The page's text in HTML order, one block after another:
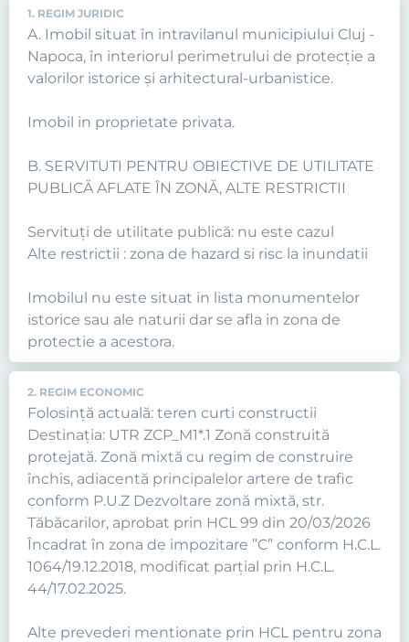
1. REGIM JURIDIC
A. Imobil situat în intravilanul municipiului Cluj -
Napoca, în interiorul perimetrului de protecţie a
valorilor istorice şi arhitectural-urbanistice.
Imobil in proprietate privata.
B. SERVITUTI PENTRU OBIECTIVE DE UTILITATE
PUBLICĂ AFLATE ÎN ZONĂ, ALTE RESTRICTII
Servituţi de utilitate publică: nu este cazul
Alte restrictii : zona de hazard si risc la inundatii
Imobilul nu este situat in lista monumentelor
istorice sau ale naturii dar se afla in zona de
protectie a acestora.
2. REGIM ECONOMIC
Folosință actuală: teren curti constructii
Destinația: UTR ZCP_M1*.1 Zonă construită
protejată. Zonă mixtă cu regim de construire
închis, adiacentă principalelor artere de trafic
conform P.U.Z Dezvoltare zonă mixtă, str.
Tăbăcarilor, aprobat prin HCL 99 din 20/03/2026
Încadrat în zona de impozitare ”C” conform H.C.L.
1064/19.12.2018, modificat parțial prin H.C.L.
44/17.02.2025.
Alte prevederi mentionate prin HCL pentru zona